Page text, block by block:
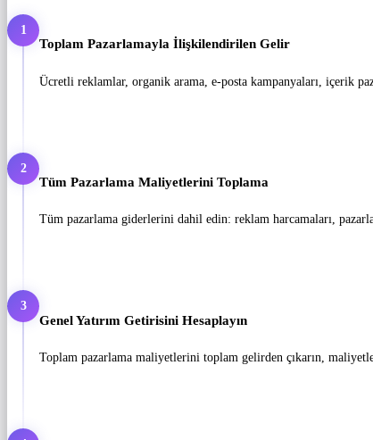
1
Toplam Pazarlamayla İlişkilendirilen Gelir
Ücretli reklamlar, organik arama, e-posta kampanyaları, içerik
2
Tüm Pazarlama Maliyetlerini Toplama
Tüm pazarlama giderlerini dahil edin: reklam harcamaları,
3
Genel Yatırım Getirisini Hesaplayın
Toplam pazarlama maliyetlerini toplam gelirden çıkarın,